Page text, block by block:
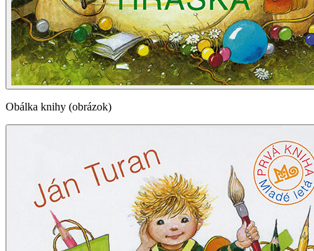
Obálka knihy (obrázok)